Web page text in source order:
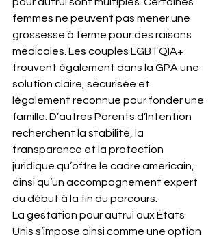
pour autrui sont multiples. Certaines
femmes ne peuvent pas mener une
grossesse à terme pour des raisons
médicales. Les couples LGBTQIA+
trouvent également dans la GPA une
solution claire, sécurisée et
légalement reconnue pour fonder une
famille. D’autres Parents d’Intention
recherchent la stabilité, la
transparence et la protection
juridique qu’offre le cadre américain,
ainsi qu’un accompagnement expert
du début à la fin du parcours.
La gestation pour autrui aux États
Unis s’impose ainsi comme une option